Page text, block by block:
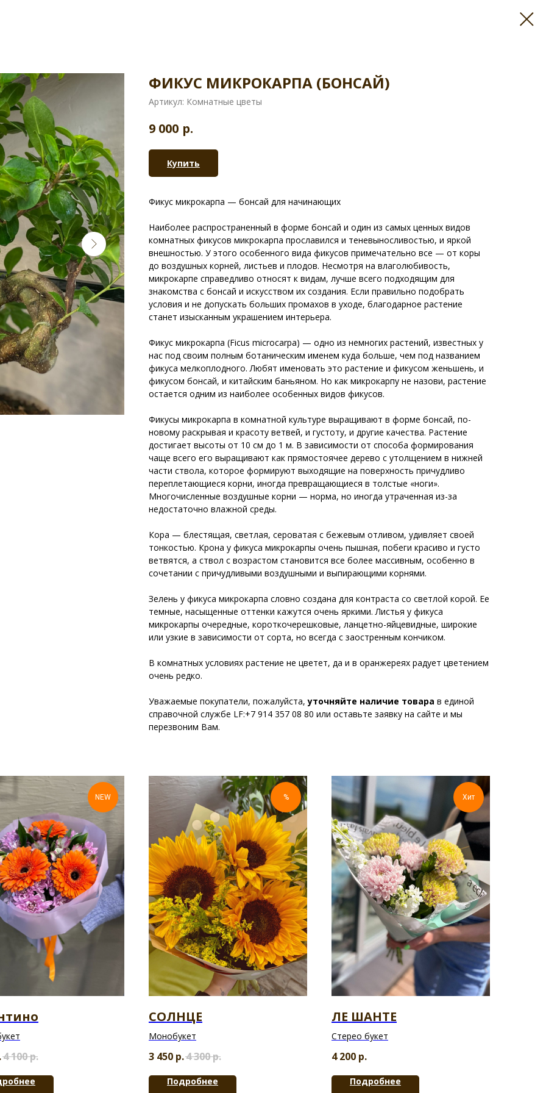
ФИКУС МИКРОКАРПА (БОНСАЙ)
Артикул: Комнатные цветы
9 000 р.
Купить
Фикус микрокарпа — бонсай для начинающих
Наиболее распространенный в форме бонсай и один из самых ценных видов
комнатных фикусов микрокарпа прославился и теневыносливостью, и яркой
внешностью. У этого особенного вида фикусов примечательно все — от коры
до воздушных корней, листьев и плодов. Несмотря на влаголюбивость,
микрокарпе справедливо относят к видам, лучше всего подходящим для
знакомства с бонсай и искусством их создания. Если правильно подобрать
условия и не допускать больших промахов в уходе, благодарное растение
станет изысканным украшением интерьера.
Фикус микрокарпа (Ficus microcarpa) — одно из немногих растений, известных у
нас под своим полным ботаническим именем куда больше, чем под названием
фикуса мелкоплодного. Любят именовать это растение и фикусом женьшень, и
фикусом бонсай, и китайским баньяном. Но как микрокарпу не назови, растение
остается одним из наиболее особенных видов фикусов.
Фикусы микрокарпа в комнатной культуре выращивают в форме бонсай, по-
новому раскрывая и красоту ветвей, и густоту, и другие качества. Растение
достигает высоты от 10 см до 1 м. В зависимости от способа формирования
чаще всего его выращивают как прямостоячее дерево с утолщением в нижней
части ствола, которое формируют выходящие на поверхность причудливо
переплетающиеся корни, иногда превращающиеся в толстые «ноги».
Многочисленные воздушные корни — норма, но иногда утраченная из-за
недостаточно влажной среды.
Кора — блестящая, светлая, сероватая с бежевым отливом, удивляет своей
тонкостью. Крона у фикуса микрокарпы очень пышная, побеги красиво и густо
ветвятся, а ствол с возрастом становится все более массивным, особенно в
сочетании с причудливыми воздушными и выпирающими корнями.
Зелень у фикуса микрокарпа словно создана для контраста со светлой корой. Ее
темные, насыщенные оттенки кажутся очень яркими. Листья у фикуса
микрокарпы очередные, короткочерешковые, ланцетно-яйцевидные, широкие
или узкие в зависимости от сорта, но всегда с заостренным кончиком.
В комнатных условиях растение не цветет, да и в оранжереях радует цветением
очень редко.
Уважаемые покупатели, пожалуйста,уточняйте наличие товара в единой
справочной службе LF:+7 914 357 08 80 или оставьте заявку на сайте и мы
перезвоним Вам.
NEW
4 100р.
%
СОЛНЦЕ
Монобукет
3 450 р.4 300р.
Подробнее
Хит
ЛЕ ШАНТЕ
Стерео букет
4 200 р.
Подробнее